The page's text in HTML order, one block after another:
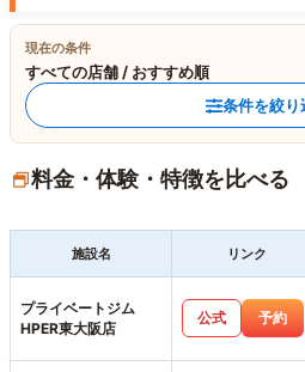
現在の条件
すべての店舗 / おすすめ順
条件を絞り
料金・体験・特徴を比べる
施設名 リンク
プライベートジム
HPER東大阪店
公式 予約